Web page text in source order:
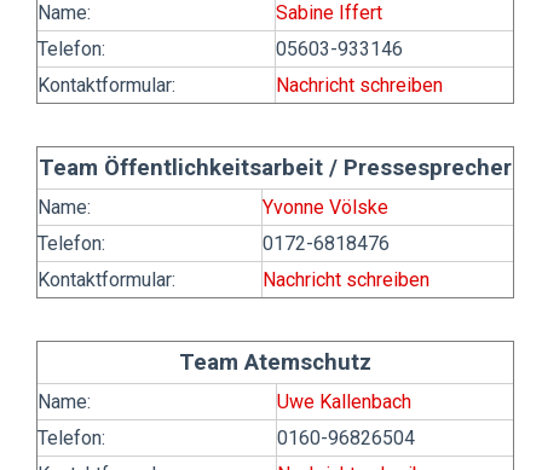
Name:
Sabine Iffert
Telefon:
05603-933146
Kontaktformular:
Nachricht schreiben
Team Öffentlichkeitsarbeit / Pressesprecher
Name:
Yvonne Völske
Telefon:
0172-6818476
Kontaktformular:
Nachricht schreiben
Team Atemschutz
Name:
Uwe Kallenbach
Telefon:
0160-96826504